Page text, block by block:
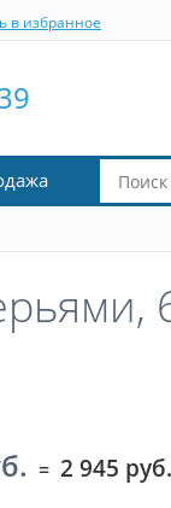
в избранное
= 2 945 руб.